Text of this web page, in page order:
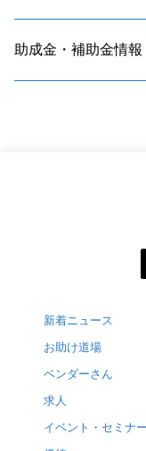
助成金・補助金情報
新着ニュース
お助け道場
ベンダーさん
求人
イベント・セミナー